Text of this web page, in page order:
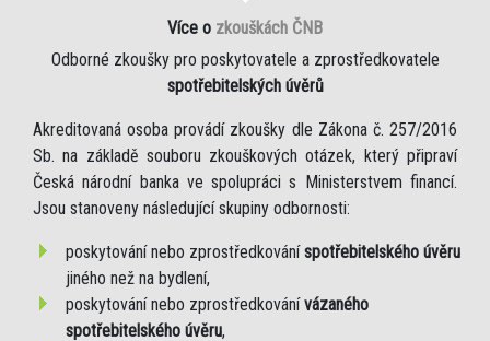
Více o zkouškách ČNB
Odborné zkoušky pro poskytovatele a zprostředkovatele
spotřebitelských úvěrů
Akreditovaná osoba provádí zkoušky dle Zákona č. 257/2016
Sb. na základě souboru zkouškových otázek, který připraví
Česká národní banka ve spolupráci s Ministerstvem financí.
Jsou stanoveny následující skupiny odbornosti:
poskytování nebo zprostředkováníspotřebitelského úvěru
jiného než na bydlení,
poskytování nebo zprostředkovánívázaného
spotřebitelského úvěru,